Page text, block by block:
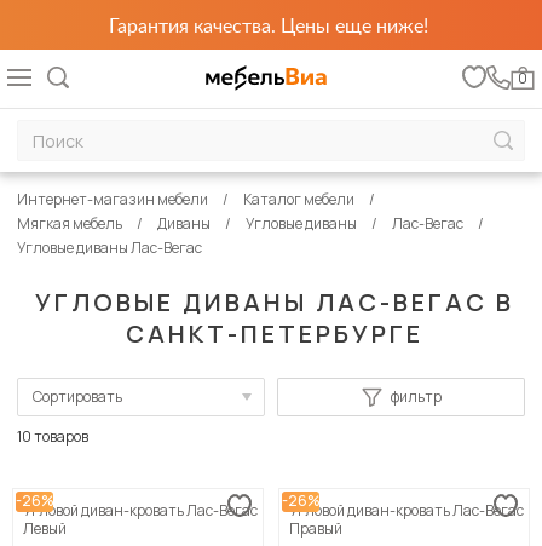
Гарантия качества. Цены еще ниже!
0
УГЛОВЫЕ ДИВАНЫ ЛАС-ВЕГАС В
САНКТ-ПЕТЕРБУРГЕ
Интернет-магазин мебели
Каталог мебели
Мягкая мебель
Диваны Угловые диваны
Лас-Вегас
Угловые диваны Лас-Вегас
Сортировать
Сначала дорогие
фильтр
10 товаров
-26%
Угловой диван-кровать Лас-Вегас
Левый
-26%
Угловой диван-кровать Лас-Вегас
Правый